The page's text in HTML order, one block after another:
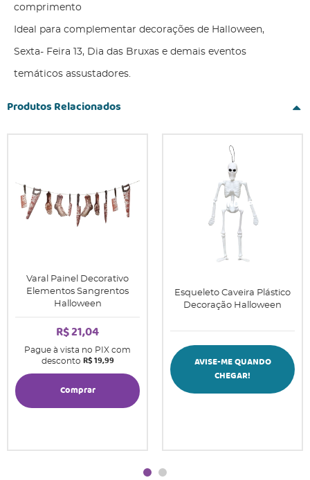
comprimento
Ideal para complementar decorações de Halloween,
Sexta- Feira 13, Dia das Bruxas e demais eventos
temáticos assustadores.
Produtos Relacionados
Varal Painel Decorativo
Elementos Sangrentos
Halloween
R$ 21,04
Pague à vista no PIX com
desconto R$ 19,99
Comprar
Esqueleto Caveira Plástico
Decoração Halloween
AVISE-ME QUANDO
CHEGAR!